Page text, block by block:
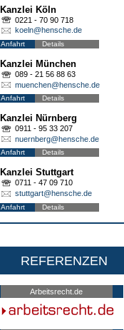
Kanzlei Köln
0221 - 70 90 718
koeln@hensche.de
Anfahrt Details
Kanzlei München
089 - 21 56 88 63
muenchen@hensche.de
Anfahrt Details
Kanzlei Nürnberg
0911 - 95 33 207
nuernberg@hensche.de
Anfahrt Details
Kanzlei Stuttgart
0711 - 47 09 710
stuttgart@hensche.de
Anfahrt Details
REFERENZEN
Arbeitsrecht.de